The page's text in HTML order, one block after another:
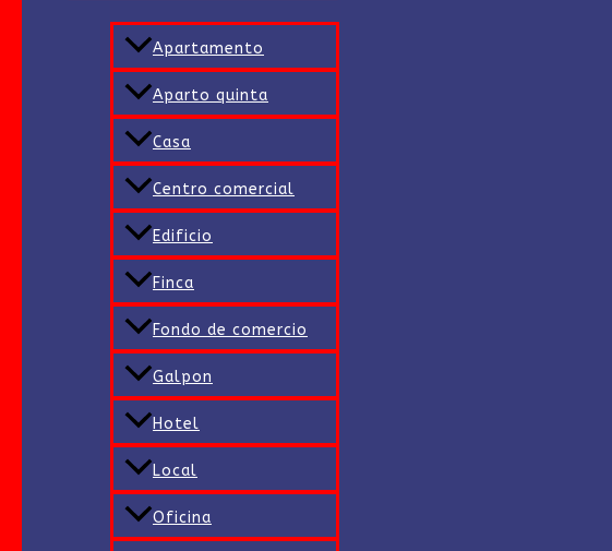
Apartamento
Aparto quinta
Casa
Centro comercial
Edificio
Finca
Fondo de comercio
Galpon
Hotel
Local
Oficina